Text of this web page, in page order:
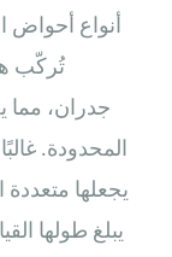
أنواع أحواض
تُركّب
جدران، مما
المحدودة.
يجعلها متعددة